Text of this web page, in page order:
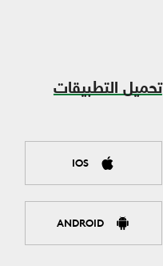
تحميل التطبيقات
IOS
ANDROID